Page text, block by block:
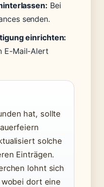
Bei
senden.
einrichten:
E-Mail-Alert
hat, sollte
solche
Einträgen.
lohnt sich
dort eine